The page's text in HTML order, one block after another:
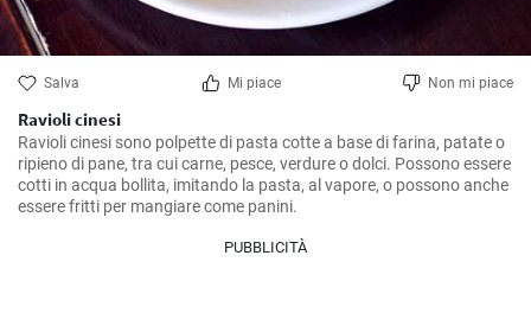
Salva Mi piace Non mi piace
Ravioli cinesi
Ravioli cinesi sono polpette di pasta cotte a base di farina, patate o
ripieno di pane, tra cui carne, pesce, verdure o dolci. Possono essere
cotti in acqua bollita, imitando la pasta, al vapore, o possono anche
essere fritti per mangiare come panini.
PUBBLICITÀ